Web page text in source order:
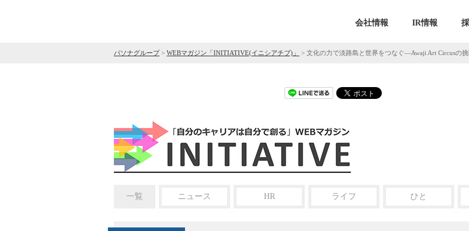
会社情報 IR情報
パソナグループ> WEBマガジン「INITIATIVE(イニシアチブ)」 > 文化の力で淡路島と世界をつなぐ—Awaji Art Circusの
一覧 ニュース HR ライフ ひと